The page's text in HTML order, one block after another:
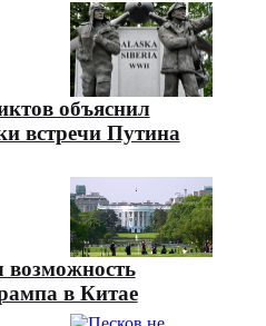
объяснил
встречи Путина
возможность
в Китае